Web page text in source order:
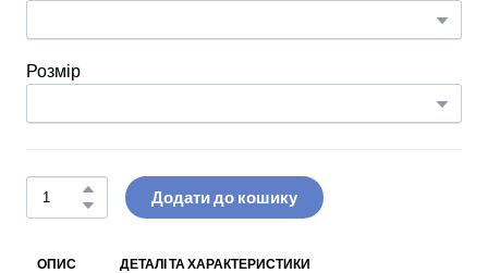
Розмір
Додати до кошику
ОПИС ДЕТАЛІ ТА ХАРАКТЕРИСТИКИ